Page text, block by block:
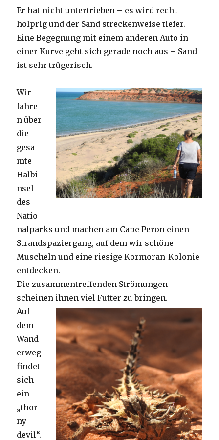
Er hat nicht untertrieben – es wird recht
holprig und der Sand streckenweise tiefer.
Eine Begegnung mit einem anderen Auto in
einer Kurve geht sich gerade noch aus – Sand
ist sehr trügerisch.
Wir
fahre
n über
die
gesa
mte
Halbi
nsel
des
Natio
nalparks und machen am Cape Peron einen
Strandspaziergang, auf dem wir schöne
Muscheln und eine riesige Kormoran-Kolonie
entdecken.
Die zusammentreffenden Strömungen
scheinen ihnen viel Futter zu bringen.
Auf
dem
Wand
erweg
findet
sich
ein
„thor
ny
devil“.